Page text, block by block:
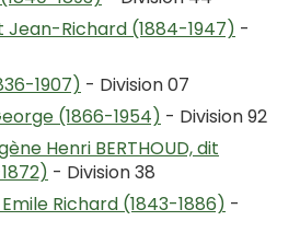
Jean-Richard (1884-1947) -
1907) - Division 07
(1866-1954) - Division 92
Henri BERTHOUD, dit
- Division 38
Emile Richard (1843-1886) -